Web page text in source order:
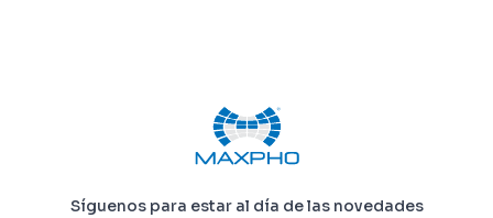
Síguenos para estar al día de las novedades